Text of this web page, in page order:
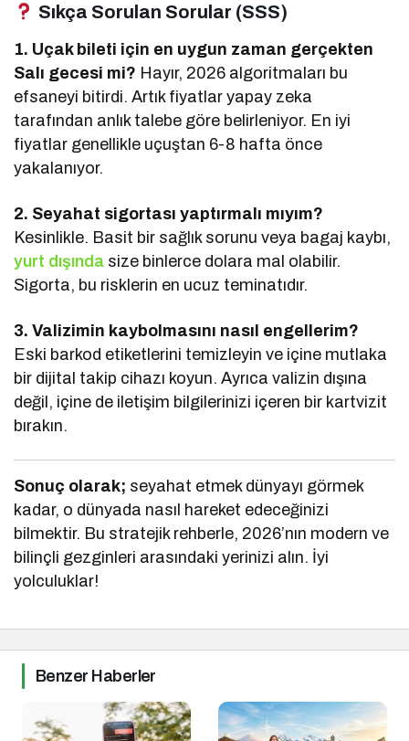
Sıkça Sorulan Sorular (SSS)
1. Uçak bileti için en uygun zaman gerçekten
Salı gecesi mi? Hayır, 2026 algoritmaları bu
efsaneyi bitirdi. Artık fiyatlar yapay zeka
tarafından anlık talebe göre belirleniyor. En iyi
fiyatlar genellikle uçuştan 6-8 hafta önce
yakalanıyor.
2. Seyahat sigortası yaptırmalı mıyım?
Kesinlikle. Basit bir sağlık sorunu veya bagaj kaybı,
yurt dışında size binlerce dolara mal olabilir.
Sigorta, bu risklerin en ucuz teminatıdır.
3. Valizimin kaybolmasını nasıl engellerim?
Eski barkod etiketlerini temizleyin ve içine mutlaka
bir dijital takip cihazı koyun. Ayrıca valizin dışına
değil, içine de iletişim bilgilerinizi içeren bir kartvizit
bırakın.
Sonuç olarak; seyahat etmek dünyayı görmek
kadar, o dünyada nasıl hareket edeceğinizi
bilmektir. Bu stratejik rehberle, 2026’nın modern ve
bilinçli gezginleri arasındaki yerinizi alın. İyi
yolculuklar!
Benzer Haberler